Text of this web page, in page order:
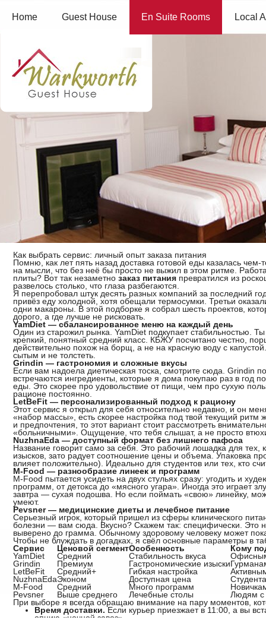
Home Guest House En Suite Rooms Local
Как выбрать сервис: личный опыт заказа питания
Помню, как лет пять назад доставка готовой еды казалась
на мысли, что без неё бы просто не выжил в этом ритме.
плиты? Вот так незаметно заказ питания превратился из
развелось столько, что глаза разбегаются.
Я перепробовал штук десять разных компаний за последний
привёз еду холодной, хотя обещали термосумки. Третьи
одни макароны. В этой подборке я собрал шесть проектов,
дорого, а где лучше не рисковать.
YamDiet — сбалансированное меню на каждый день
Один из старожил рынка. YamDiet подкупает стабильностью.
крепкий, понятный средний класс. КБЖУ посчитано честно,
действительно похож на борщ, а не на красную воду с
сытым и не толстеть.
Grindin — гастрономия и сложные вкусы
Если вам надоела диетическая тоска, смотрите сюда. Grindin
встречаются ингредиенты, которые я дома покупаю раз в
еды. Это скорее про удовольствие от пищи, чем про сухую
рационе постоянно.
LetBeFit — персонализированный подход к рациону
Этот сервис я открыл для себя относительно недавно, и он
«набор массы», есть скорее настройка под твой текущий ритм
и предпочтения, то этот вариант стоит рассмотреть
«больничными». Ощущение, что тебя слышат, а не просто
NuzhnaEda — доступный формат без лишнего пафоса
Название говорит само за себя. Это рабочий лошадка для
изысков, зато радует соотношение цены и объема. Упаковка
влияет положительно). Идеально для студентов или тех, кто
M-Food — разнообразие линеек и программ
M-Food пытается усидеть на двух стульях сразу: угодить и
программ, от детокса до «мясного угара». Иногда это играет
завтра — сухая подошва. Но если поймать «свою» линейку,
умеют.
Pevsner — медицинские диеты и лечебное питание
Серьезный игрок, который пришел из сферы клинического
болезни — вам сюда. Вкусно? Скажем так: специфически. Это
выверено до грамма. Обычному здоровому человеку может
Чтобы не блуждать в догадках, я свёл основные параметры в
Сервис
Ценовой сегментОсобенность
Кому
YamDiet
Средний Стабильность вкуса
Grindin
Премиум Гастрономические изыски
LetBeFit
Средний+ Гибкая настройка
NuzhnaEdaЭконом Доступная цена
M-Food
Средний Много программ
Pevsner
Выше среднего Лечебные столы
Людям с
При выборе я всегда обращаю внимание на пару моментов,
Время доставки. Если курьер приезжает в 11:00, а вы
опцию «ночной завоз».